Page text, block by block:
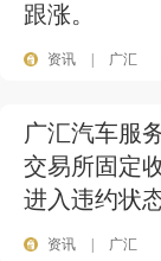
跟涨。
资讯 广汇
广汇汽车服
交易所固定
进入违约状态
资讯 广汇